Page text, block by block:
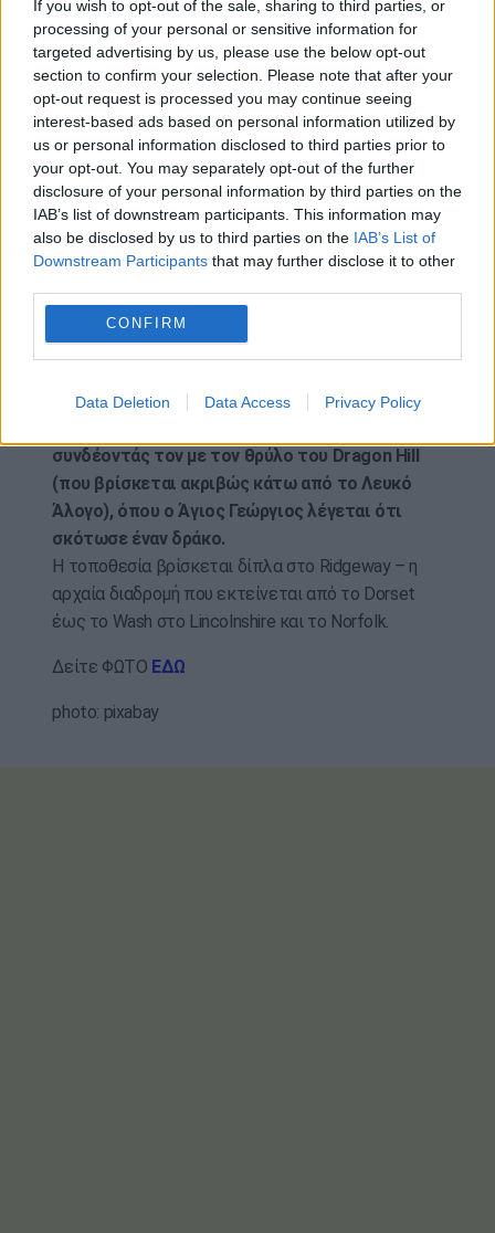
If you wish to opt-out of the sale, sharing to third parties, or
processing of your personal or sensitive information for
targeted advertising by us, please use the below opt-out
section to confirm your selection. Please note that after your
opt-out request is processed you may continue seeing
interest-based ads based on personal information utilized by
us or personal information disclosed to third parties prior to
your opt-out. You may separately opt-out of the further
disclosure of your personal information by third parties on the
IAB’s list of downstream participants. This information may
also be disclosed by us to third parties on the IAB’s List of
Downstream Participants that may further disclose it to other
CONFIRM
Data Deletion Data Access Privacy Policy
μπορούμε να δούμε στοιχεία του μνημείου να
αποκαθίστανται στην παλιά του αίγλη, θα
περιμένουμε με ανυπομονησία τα
αποτελέσματα της έρευνας για να δούμε ποιες
νέες πληροφορίες θα φέρει στο φως», είπε ο κ.
Ντοντ.
Τι είναι το Uffington White Horse;
Πιστεύεται ότι δημιουργήθηκε μεταξύ 1740 και
210 π.Χ
Ο σκοπός του παραμένει άγνωστος, με
κάποιους να υποδηλώνουν ότι μπορεί να ήταν
Μερικοί πιστεύουν ότι η φιγούρα μπορεί να
συνδέοντάς τον με τον θρύλο του Dragon Hill
(που βρίσκεται ακριβώς κάτω από το Λευκό
Άλογο), όπου ο Άγιος Γεώργιος λέγεται ότι
σκότωσε έναν δράκο.
Η τοποθεσία βρίσκεται δίπλα στο Ridgeway – η
αρχαία διαδρομή που εκτείνεται από το Dorset
έως το Wash στο Lincolnshire και το Norfolk.
Δείτε ΦΩΤΟ ΕΔΩ
photo: pixabay